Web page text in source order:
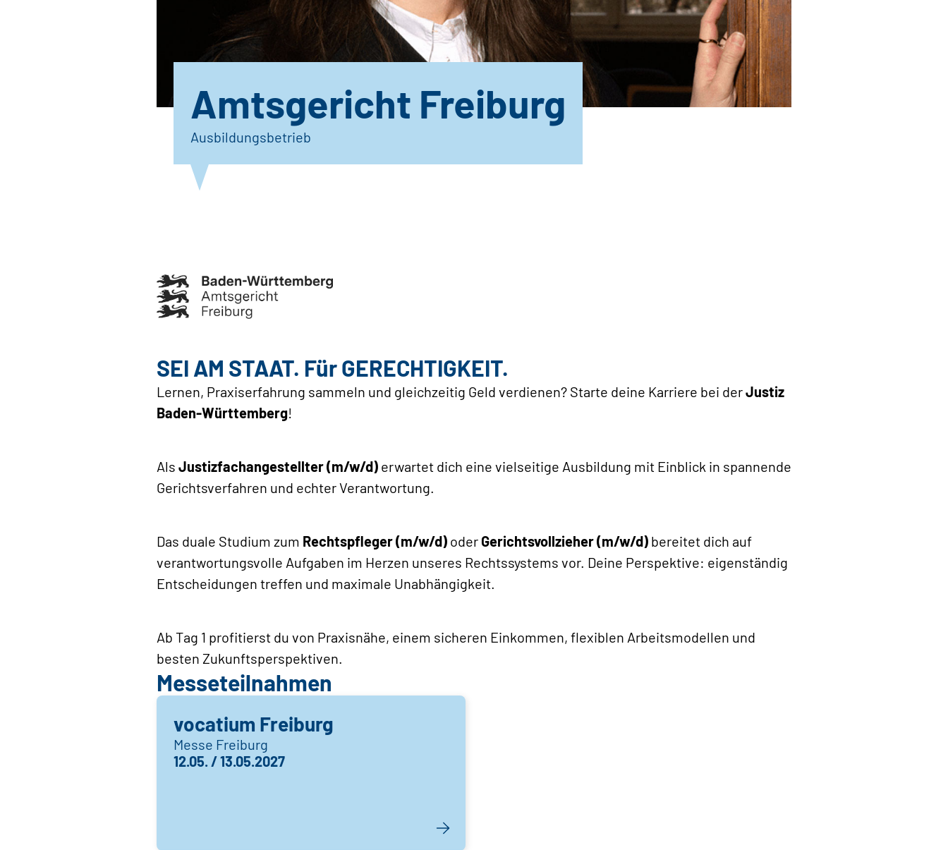
Amtsgericht Freiburg
Ausbildungsbetrieb
SEI AM STAAT. Für GERECHTIGKEIT.
Lernen, Praxiserfahrung sammeln und gleichzeitig Geld verdienen? Starte deine Karriere bei derJustiz
Baden-Württemberg!
Als Justizfachangestellter (m/w/d) erwartet dich eine vielseitige Ausbildung mit Einblick in spannende
Gerichtsverfahren und echter Verantwortung.
Das duale Studium zum Rechtspfleger (m/w/d) oder Gerichtsvollzieher (m/w/d) bereitet dich auf
verantwortungsvolle Aufgaben im Herzen unseres Rechtssystems vor. Deine Perspektive: eigenständig
Entscheidungen treffen und maximale Unabhängigkeit.
Ab Tag 1 profitierst du von Praxisnähe, einem sicheren Einkommen, flexiblen Arbeitsmodellen und
besten Zukunftsperspektiven.
Messeteilnahmen
vocatium Freiburg
Messe Freiburg
12.05. / 13.05.2027